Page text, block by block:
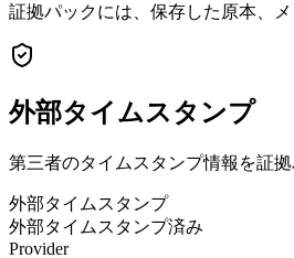
証拠パックには、保存した原本、
外部タイムスタンプ
第三者のタイムスタンプ情報を証拠
外部タイムスタンプ
外部タイムスタンプ済み
Provider